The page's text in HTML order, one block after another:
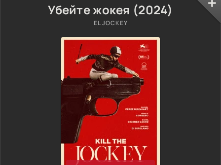
Убейте жокея (2024)
EL JOCKEY